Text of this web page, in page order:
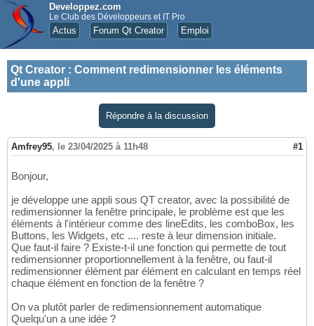
Developpez.com
Le Club des Développeurs et IT Pro
Actus Forum Qt Creator Emploi
Qt Creator : Comment redimensionner les éléments
d'une appli
Répondre à la discussion
Amfrey95, le 23/04/2025 à 11h48 #1
Bonjour,
je développe une appli sous QT creator, avec la possibilité de
redimensionner la fenêtre principale, le problème est que les
éléments à l'intérieur comme des lineEdits, les comboBox, les
Buttons, les Widgets, etc .... reste à leur dimension initiale.
Que faut-il faire ? Existe-t-il une fonction qui permette de tout
redimensionner proportionnellement à la fenêtre, ou faut-il
redimensionner élément par élément en calculant en temps réel
chaque élément en fonction de la fenêtre ?
On va plutôt parler de redimensionnement automatique
Quelqu'un a une idée ?